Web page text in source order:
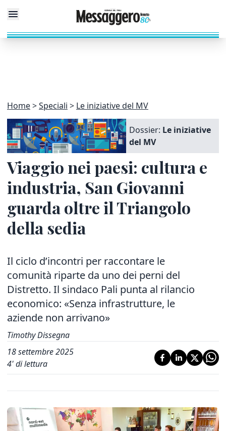
Home Speciali Le iniziative del MV
Dossier: Le iniziative
del MV
Viaggio nei paesi: cultura e
industria, San Giovanni
guarda oltre il Triangolo
della sedia
Il ciclo d’incontri per raccontare le
comunità riparte da uno dei perni del
Distretto. Il sindaco Pali punta al rilancio
economico: «Senza infrastrutture, le
aziende non arrivano»
Timothy Dissegna
18 settembre 2025
4' di lettura